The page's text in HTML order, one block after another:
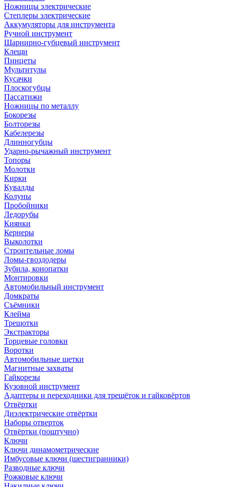
Ножницы электрические
Степлеры электрические
Аккумуляторы для инструмента
Ручной инструмент
Шарнирно-губцевый инструмент
Клещи
Пинцеты
Мультитулы
Кусачки
Плоскогубцы
Пассатижи
Ножницы по металлу
Бокорезы
Болторезы
Кабелерезы
Длинногубцы
Ударно-рычажный инструмент
Топоры
Молотки
Кирки
Кувалды
Колуны
Пробойники
Ледорубы
Киянки
Кернеры
Выколотки
Строительные ломы
Ломы-гвоздодеры
Зубила, конопатки
Монтировки
Автомобильный инструмент
Домкраты
Съёмники
Клейма
Трещотки
Экстракторы
Торцевые головки
Воротки
Автомобильные щетки
Магнитные захваты
Гайкорезы
Кузовной инструмент
Адаптеры и переходники для трещёток и гайковёртов
Отвёртки
Диэлектрические отвёртки
Наборы отверток
Отвёртки (поштучно)
Ключи
Ключи динамометрические
Имбусовые ключи (шестигранники)
Разводные ключи
Рожковые ключи